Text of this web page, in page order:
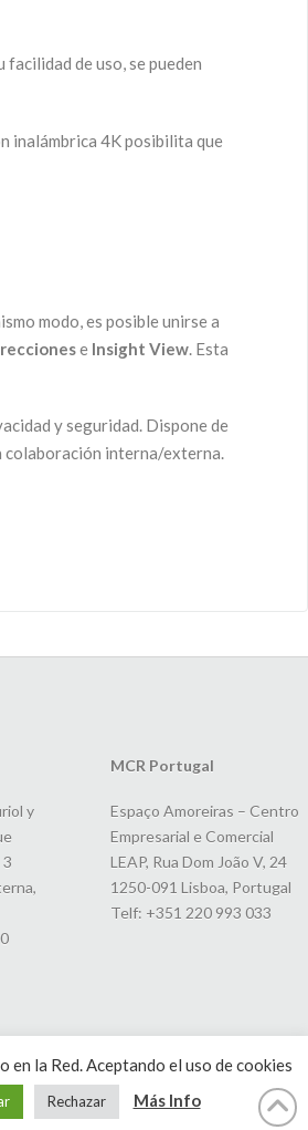
de uso, se pueden
inalámbrica 4K posibilita que
modo, es posible unirse a
e Insight View. Esta
y seguridad. Dispone de
colaboración interna/externa.
y
MCR Portugal
Espaço Amoreiras – Centro
Empresarial e Comercial
LEAP, Rua Dom João V, 24
1250-091 Lisboa, Portugal
Telf: +351 220 993 033
la Red. Aceptando el uso de cookies
Rechazar Más Info